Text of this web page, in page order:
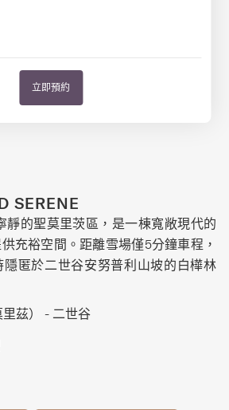
立即預約
SERENE
靜的聖莫里茨區，是一棟寬敞現代的
充裕空間。距離雪場僅5分鐘車程，
匿於二世谷安努普利山坡的白樺林
有3間臥室，主臥及配套衛浴位於頂
樓下，同層設有浴室和洗衣區。頂層
餐廳區域，配以高挑通透的天花板。
好友，也是放鬆身心、欣賞周圍森林
茲） - 二世谷